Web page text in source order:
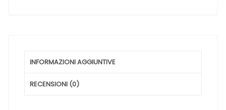
INFORMAZIONI AGGIUNTIVE
RECENSIONI (0)